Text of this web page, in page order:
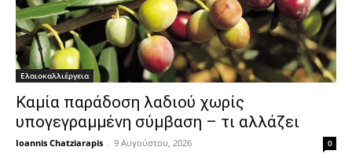
Ελαιοκαλλιέργεια
Καμία παράδοση λαδιού χωρίς
υπογεγραμμένη σύμβαση – τι αλλάζει
Ioannis Chatziarapis - 9 Αυγούστου, 2026 0